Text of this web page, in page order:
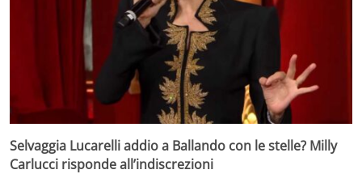
Selvaggia Lucarelli addio a Ballando con le stelle? Milly
Carlucci risponde all’indiscrezioni